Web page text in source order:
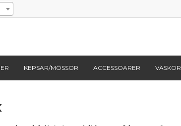
KEPSAR/MÖSSOR ACCESSOARER VÄSKOR